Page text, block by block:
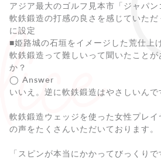
アジア最大のゴルフ見本市「ジャパン
軟鉄鍛造の打感の良さを感じていた
に設定
■姫路城の石垣をイメージした荒仕
軟鉄鍛造って難しいって聞いたこと
か？
◯ Answer
いいえ。逆に軟鉄鍛造はやさしいんで
軟鉄鍛造ウェッジを使った女性プレ
の声をたくさんいただいております。
「スピンが本当にかかってびっくりで